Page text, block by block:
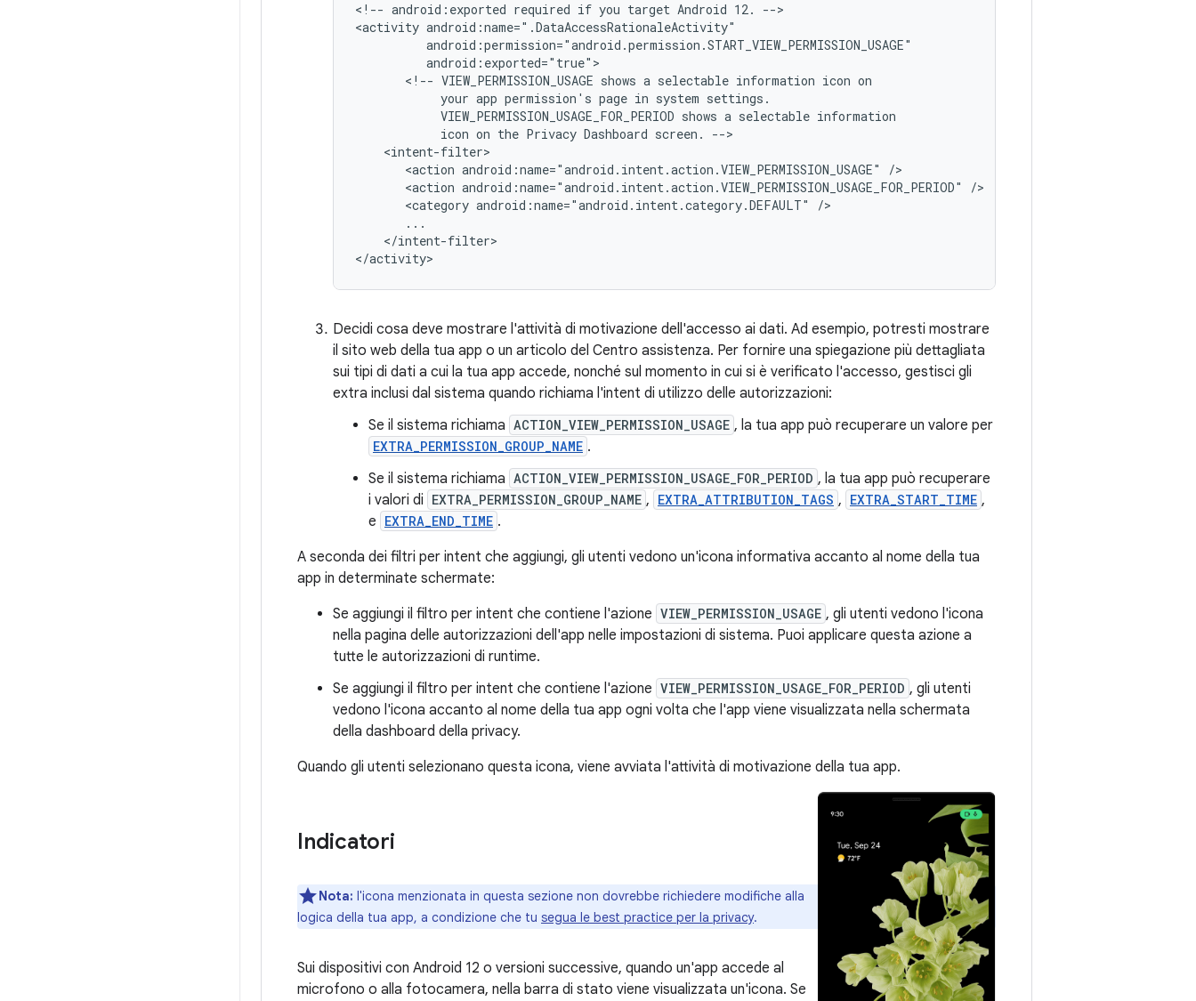
<!-- android:exported required if you target Android 12.
-->
<activity
<!-- VIEW_PERMISSION_USAGE shows a selectable information icon
your app permission's page in system
VIEW_PERMISSION_USAGE_FOR_PERIOD shows a selectable
icon on the Privacy Dashboard screen.
<action android:name="android.intent.action.VIEW_PERMISSION_USAGE"
<action android:name="android.intent.action.VIEW_PERMISSION_USAGE_FOR_PERIOD"
<category android:name="android.intent.category.DEFAULT"
</intent-filter>
</activity>
Decidi cosa deve mostrare l'attività di motivazione dell'accesso ai dati. Ad esempio, potresti mostrare
il sito web della tua app o un articolo del Centro assistenza. Per fornire una spiegazione più dettagliata
sui tipi di dati a cui la tua app accede, nonché sul momento in cui si è verificato l'accesso, gestisci gli
extra inclusi dal sistema quando richiama l'intent di utilizzo delle autorizzazioni:
Se il sistema richiama ACTION_VIEW_PERMISSION_USAGE , la tua app può recuperare un valore per
EXTRA_PERMISSION_GROUP_NAME .
Se il sistema richiama ACTION_VIEW_PERMISSION_USAGE_FOR_PERIOD , la tua app può recuperare
i valori di EXTRA_PERMISSION_GROUP_NAME , EXTRA_ATTRIBUTION_TAGS , EXTRA_START_TIME ,
e EXTRA_END_TIME .
A seconda dei filtri per intent che aggiungi, gli utenti vedono un'icona informativa accanto al nome della tua
app in determinate schermate:
Se aggiungi il filtro per intent che contiene l'azione VIEW_PERMISSION_USAGE , gli utenti vedono l'icona
nella pagina delle autorizzazioni dell'app nelle impostazioni di sistema. Puoi applicare questa azione a
tutte le autorizzazioni di runtime.
Se aggiungi il filtro per intent che contiene l'azione VIEW_PERMISSION_USAGE_FOR_PERIOD , gli utenti
vedono l'icona accanto al nome della tua app ogni volta che l'app viene visualizzata nella schermata
della dashboard della privacy.
Quando gli utenti selezionano questa icona, viene avviata l'attività di motivazione della tua app.
Indicatori
Nota: l'icona menzionata in questa sezione non dovrebbe richiedere modifiche alla
logica della tua app, a condizione che tu segua le best practice per la privacy.
Sui dispositivi con Android 12 o versioni successive, quando un'app accede al
microfono o alla fotocamera, nella barra di stato viene visualizzata un'icona. Se